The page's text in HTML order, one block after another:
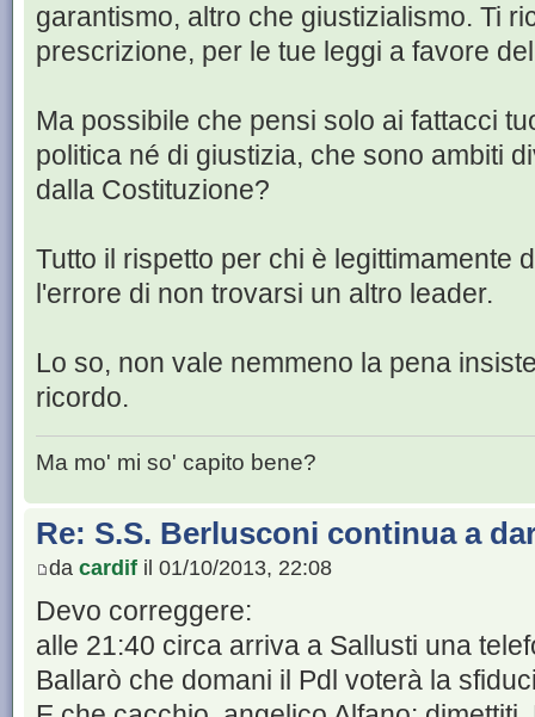
garantismo, altro che giustizialismo. Ti
prescrizione, per le tue leggi a favore
Ma possibile che pensi solo ai fattacci
politica né di giustizia, che sono ambiti
dalla Costituzione?
Tutto il rispetto per chi è legittimamente
l'errore di non trovarsi un altro leader.
Lo so, non vale nemmeno la pena
ricordo.
Ma mo' mi so' capito bene?
Re: S.S. Berlusconi continua a
da cardif il 01/10/2013, 22:08
Devo correggere:
alle 21:40 circa arriva a Sallusti una
Ballarò che domani il Pdl voterà la